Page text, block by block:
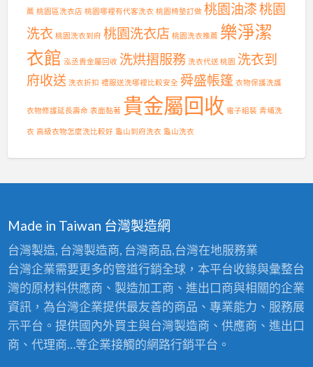
中
級
葉
批
發
供
商
〉
中
薦 桃園區洗衣店 桃園哪裡有代客洗衣 桃園椅墊訂做 桃園油漆桃園
洗衣 桃園洗衣到府 桃園洗衣店 桃園洗衣推薦 樂淨潔
衣館 泓丞貴金屬回收 洗烘摺服務 洗衣代送 桃園 洗衣到
府收送 洗衣折扣 禮服送洗哪裡比較安全 舜盛帳篷 衣物保護洗護
衣物修護延長壽命 表面黏著 貴金屬回收 電子組裝 青埔洗
衣 高級衣物怎麼洗比較好 龜山到府洗衣 龜山洗衣
Made in Taiwan 台灣製造網
台灣製造, 台灣製造商, 台灣商品,台灣在地服務業
台灣企業需要更多的管道行銷全球，本平台收錄與彙整台
灣的原材料供應商、製造加工商、進出口商與相關的企業
資訊，為台灣企業提供最友善的商品、專業能力、服務展
示平台。提供國內外買主與台灣製造商、供應商、進出口
商、代理商…等企業接觸的網路行銷平台。